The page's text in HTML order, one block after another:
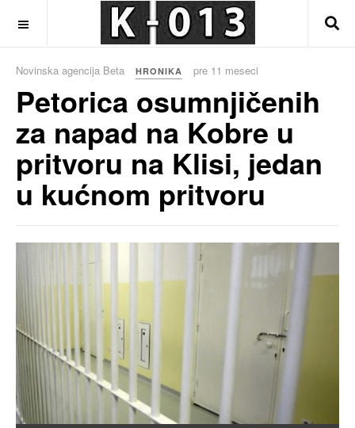
Novinska agencija Beta HRONIKA pre 11 meseci
Petorica osumnjičenih
za napad na Kobre u
pritvoru na Klisi, jedan
u kućnom pritvoru